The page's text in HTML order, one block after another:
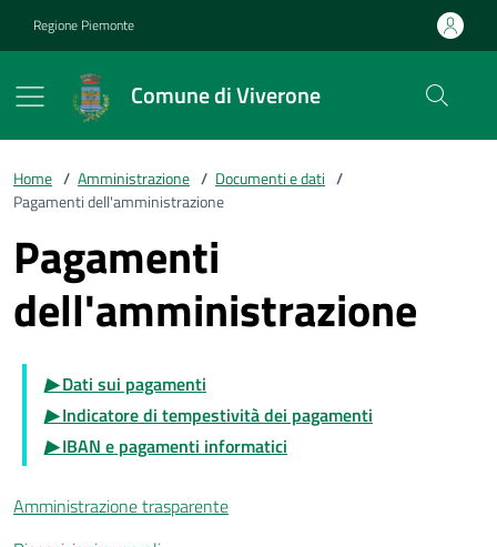
Regione Piemonte
Comune di Viverone
Home / Amministrazione / Documenti e dati /
Pagamenti dell'amministrazione
Pagamenti
dell'amministrazione
▶Dati sui pagamenti
▶Indicatore di tempestività dei pagamenti
▶IBAN e pagamenti informatici
Amministrazione trasparente